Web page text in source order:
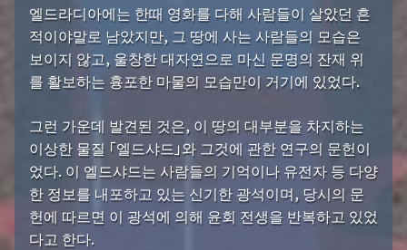
엘드라디아에는 한때 영화를 다해 사람들이 살았던 흔
적이야말로 남았지만, 그 땅에 사는 사람들의 모습은
보이지 않고, 울창한 대자연으로 마신 문명의 잔재 위
를 활보하는 흉포한 마물의 모습만이 거기에 있었다.
그런 가운데 발견된 것은, 이 땅의 대부분을 차지하는
이상한 물질 「엘드샤드」와 그것에 관한 연구의 문헌이
었다. 이 엘드샤드는 사람들의 기억이나 유전자 등 다양
한 정보를 내포하고 있는 신기한 광석이며, 당시의 문
헌에 따르면 이 광석에 의해 윤회 전생을 반복하고 있었
다고 한다.